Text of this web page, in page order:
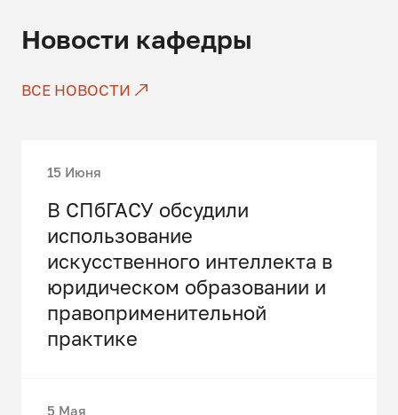
Новости кафедры
ВСЕ НОВОСТИ
15 Июня
В СПбГАСУ обсудили
использование
искусственного интеллекта в
юридическом образовании и
правоприменительной
практике
5 Мая